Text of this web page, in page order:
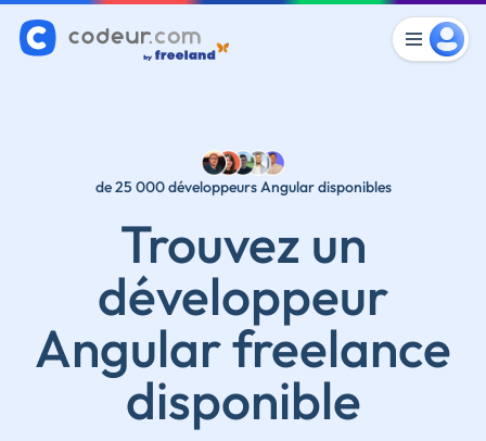
de 25 000 développeurs Angular disponibles
Trouvez un
développeur
Angular freelance
disponible